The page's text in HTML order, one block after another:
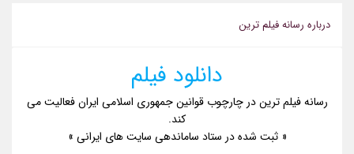
درباره رسانه فيلم ترين
دانلود فیلم
رسانه فیلم ترین در چارچوب قوانین جمهوری اسلامی ایران فعالیت می
کند.
« ثبت شده در ستاد ساماندهی سایت های ایرانی »